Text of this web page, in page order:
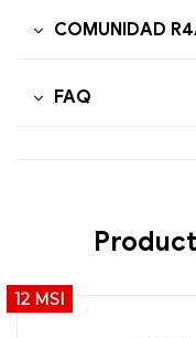
COMUNIDAD
FAQ
12 MSI